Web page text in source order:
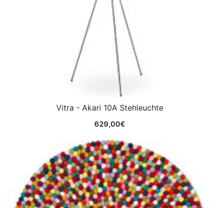
Vitra - Akari 10A Stehleuchte
629,00€